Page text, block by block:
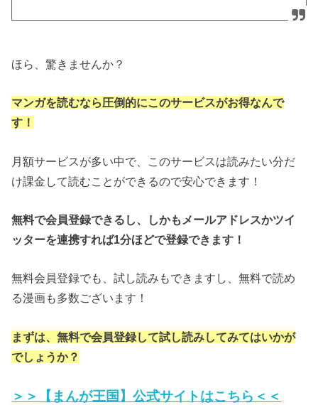
ほら、驚きませんか？
マンガを読むなら圧倒的にこのサービスがお得なんで
す！
月額サービスが多い中で、このサービスは読みたい分だ
け課金して読むことができるので安心できます！
無料で会員登録できるし、しかもメールアドレスかツイ
ッターを連携すれば1分ほどで登録できます！
無料会員登録でも、試し読みもできますし、無料で読め
る漫画も多数ございます！
まずは、無料で会員登録して試し読みしてみてはいかが
でしょうか？
＞＞【まんが王国】公式サイトはこちら＜＜